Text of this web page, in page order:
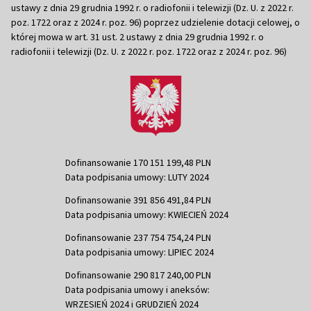
ustawy z dnia 29 grudnia 1992 r. o radiofonii i telewizji (Dz. U. z 2022 r.
poz. 1722 oraz z 2024 r. poz. 96) poprzez udzielenie dotacji celowej, o
której mowa w art. 31 ust. 2 ustawy z dnia 29 grudnia 1992 r. o
radiofonii i telewizji (Dz. U. z 2022 r. poz. 1722 oraz z 2024 r. poz. 96)
Dofinansowanie 170 151 199,48 PLN
Data podpisania umowy: LUTY 2024
Dofinansowanie 391 856 491,84 PLN
Data podpisania umowy: KWIECIEŃ 2024
Dofinansowanie 237 754 754,24 PLN
Data podpisania umowy: LIPIEC 2024
Dofinansowanie 290 817 240,00 PLN
Data podpisania umowy i aneksów:
WRZESIEŃ 2024 i GRUDZIEŃ 2024